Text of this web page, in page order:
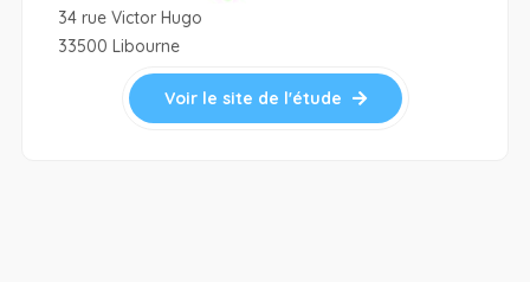
34 rue Victor Hugo
33500 Libourne
Voir le site de l'étude